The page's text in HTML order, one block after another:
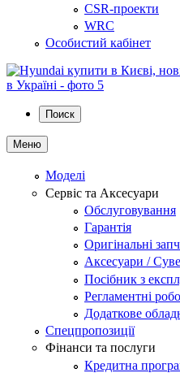
CSR-проекти
WRC
Особистий кабінет
Поиск
Меню
Моделі
Сервіс та Аксесуари
Обслуговування
Гарантія
Оригінальні
Аксесуари /
Посібник з
Регламентні
Додаткове
Спецпропозиції
Фінанси та послуги
Кредитна